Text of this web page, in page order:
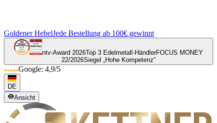
Goldener HebelJede Bestellung ab 100€ gewinnt
ntv-Award 2026Top 3 Edelmetall-HändlerFOCUS MONEY
22/2026Siegel „Hohe Kompetenz“
Google: 4,9/5
DE
Ansicht